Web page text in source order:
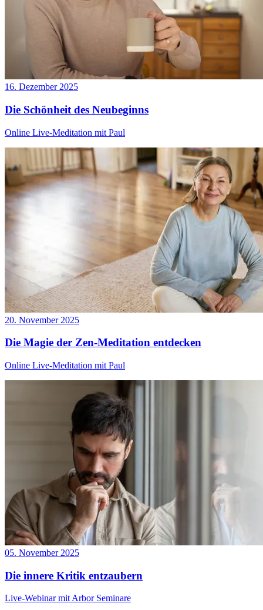
16. Dezember 2025
Die Schönheit des Neubeginns
Online Live-Meditation mit Paul
20. November 2025
Die Magie der Zen-Meditation entdecken
Online Live-Meditation mit Paul
05. November 2025
Die innere Kritik entzaubern
Live-Webinar mit Arbor Seminare